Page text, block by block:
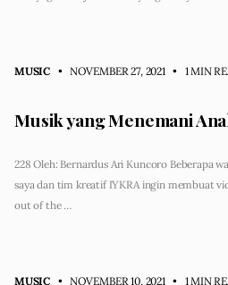
MUSIC • NOVEMBER 27, 2021 • 1 MIN
Musik yang Menemani
228 Oleh: Bernardus Ari Kuncoro Beberapa
saya dan tim kreatif IYKRA ingin membuat
out of the …
MUSIC • NOVEMBER 10, 2021 • 1 MIN